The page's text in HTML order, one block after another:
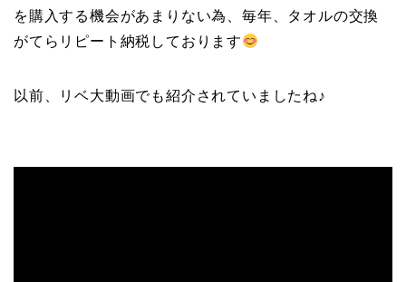
を購入する機会があまりない為、毎年、タオルの交換
がてらリピート納税しております
以前、リベ大動画でも紹介されていましたね♪